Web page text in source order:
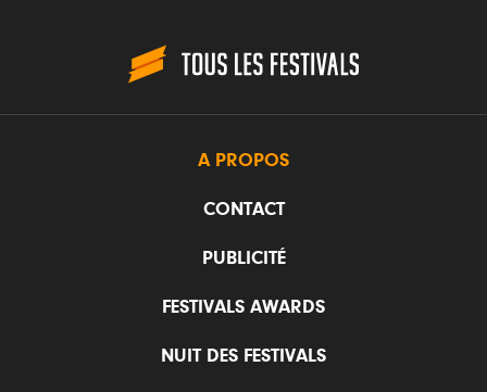
A PROPOS
CONTACT
PUBLICITÉ
FESTIVALS AWARDS
NUIT DES FESTIVALS